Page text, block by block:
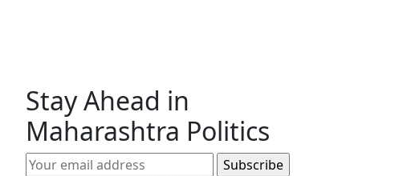
Stay Ahead in
Maharashtra Politics